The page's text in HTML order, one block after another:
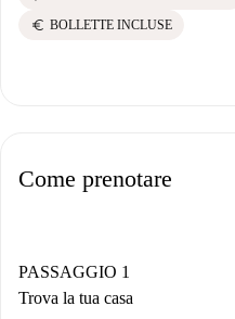
euro BOLLETTE INCLUSE
Come prenotare
PASSAGGIO 1
Trova la tua casa